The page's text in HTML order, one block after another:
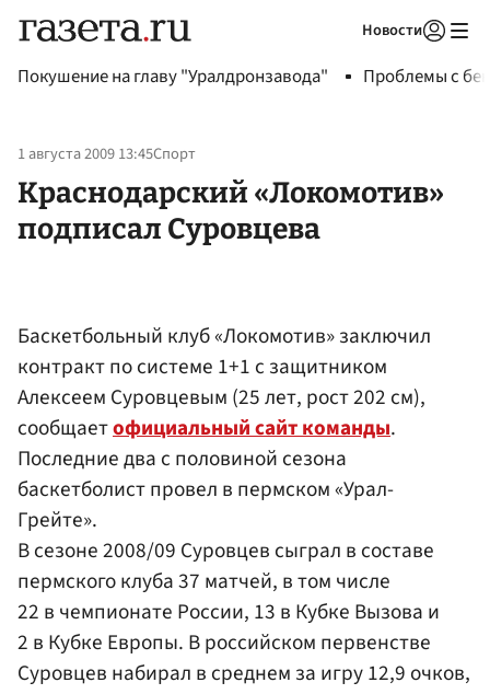
Новости
Покушение на главу "Уралдронзавода" Проблемы с
1 августа 2009 13:45Спорт
Краснодарский «Локомотив»
подписал Суровцева
Баскетбольный клуб «Локомотив» заключил
контракт по системе 1+1 с защитником
Алексеем Суровцевым (25 лет, рост 202 см),
сообщаетофициальный сайт команды.
Последние два с половиной сезона
баскетболист провел в пермском «Урал-
Грейте».
В сезоне 2008/09 Суровцев сыграл в составе
пермского клуба 37 матчей, в том числе
22 в чемпионате России, 13 в Кубке Вызова и
2 в Кубке Европы. В российском первенстве
Суровцев набирал в среднем за игру 12,9 очков,